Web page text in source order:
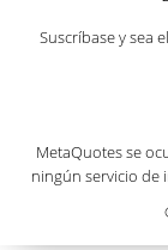
Suscríbase y sea
MetaQuotes se
ningún servicio de